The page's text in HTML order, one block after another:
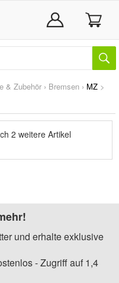
& Zubehör › Bremsen › MZ >
2 weitere Artikel
und erhalte exklusive
- Zugriff auf 1,4